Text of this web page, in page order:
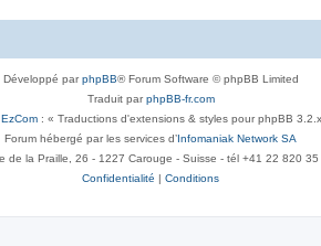
Développé parphpBB® Forum Software © phpBB Limited
Traduit parphpBB-fr.com
: « Traductions d'extensions & styles pour phpBB
Forum hébergé par les services d’Infomaniak Network SA
de la Praille, 26 - 1227 Carouge - Suisse - tél +41 22 820 35
Confidentialité | Conditions